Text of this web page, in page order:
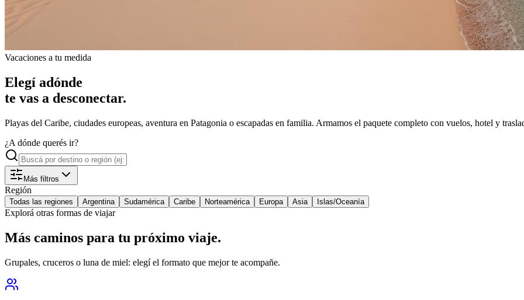
Vacaciones a tu medida
Elegí adónde
te vas a desconectar.
Playas del Caribe, ciudades europeas, aventura en Patagonia o escapadas en familia. Armamos el paquete completo con vuelos, hotel y
¿A dónde querés ir?
Más filtros
Región
Todas las regiones Argentina Sudamérica Caribe Norteamérica Europa Asia Islas/Oceanía
Explorá otras formas de viajar
Más caminos para tu próximo viaje.
Grupales, cruceros o luna de miel: elegí el formato que mejor te acompañe.